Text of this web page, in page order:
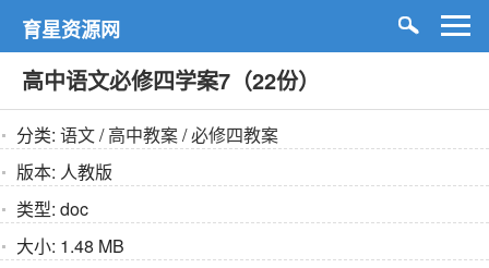
育星资源网
高中语文必修四学案7（22份）
分类: 语文/高中教案/必修四教案
版本: 人教版
类型: doc
大小: 1.48 MB